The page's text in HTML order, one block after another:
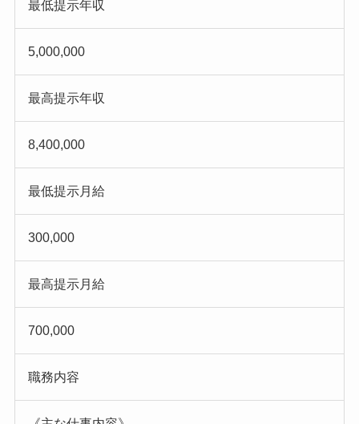
最低提示年収
5,000,000
最高提示年収
8,400,000
最低提示月給
300,000
最高提示月給
700,000
職務内容